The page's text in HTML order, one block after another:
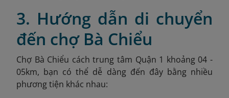
3. Hướng dẫn di chuyển
đến chợ Bà Chiểu
Chợ Bà Chiểu cách trung tâm Quận 1 khoảng 04 -
05km, bạn có thể dễ dàng đến đây bằng nhiều
phương tiện khác nhau: